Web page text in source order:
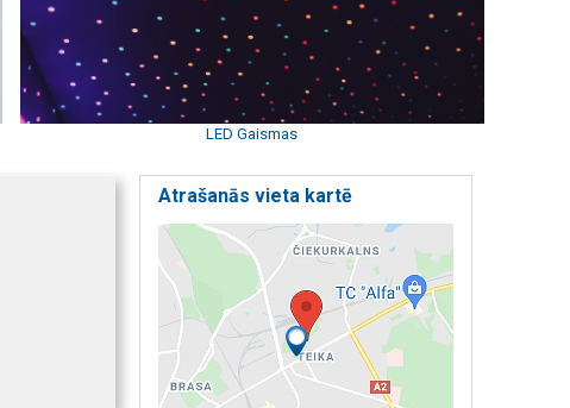
LED Gaismas
Atrašanās vieta kartē